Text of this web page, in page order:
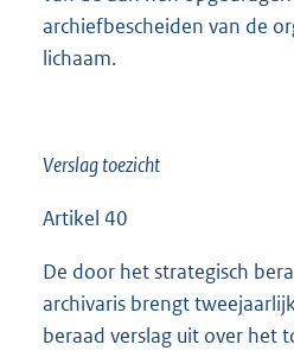
archiefbescheiden van de
lichaam.
Verslag toezicht
Artikel 40
De door het strategisch
archivaris brengt
beraad verslag uit over het